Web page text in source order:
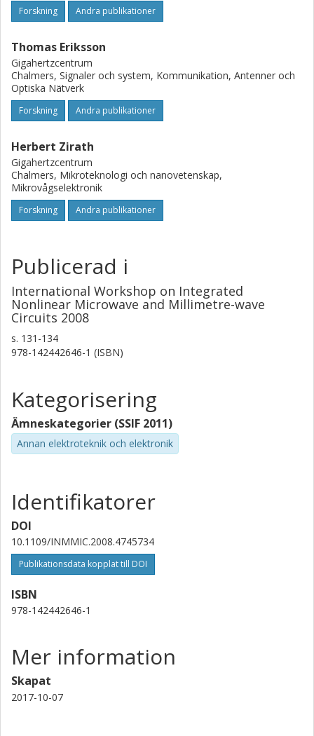
Forskning Andra publikationer
Thomas Eriksson
Gigahertzcentrum
Chalmers, Signaler och system, Kommunikation, Antenner och
Optiska Nätverk
Forskning Andra publikationer
Herbert Zirath
Gigahertzcentrum
Chalmers, Mikroteknologi och nanovetenskap,
Mikrovågselektronik
Forskning Andra publikationer
Publicerad i
International Workshop on Integrated
Nonlinear Microwave and Millimetre-wave
Circuits 2008
s. 131-134
978-142442646-1 (ISBN)
Kategorisering
Ämneskategorier (SSIF 2011)
Annan elektroteknik och elektronik
Identifikatorer
DOI
10.1109/INMMIC.2008.4745734
Publikationsdata kopplat till DOI
ISBN
978-142442646-1
Mer information
Skapat
2017-10-07